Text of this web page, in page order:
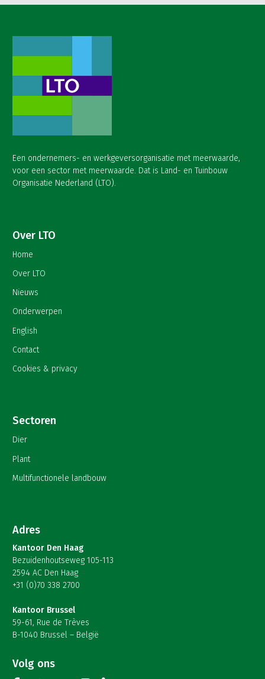
Een ondernemers- en werkgeversorganisatie met meerwaarde,
voor een sector met meerwaarde. Dat is Land- en Tuinbouw
Organisatie Nederland (LTO).
Over LTO
Home
Over LTO
Nieuws
Onderwerpen
English
Contact
Cookies & privacy
Sectoren
Dier
Plant
Multifunctionele landbouw
Adres
Kantoor Den Haag
Bezuidenhoutseweg 105-113
2594 AC Den Haag
+31 (0)70 338 2700
Kantoor Brussel
59-61, Rue de Trèves
B-1040 Brussel – België
Volg ons